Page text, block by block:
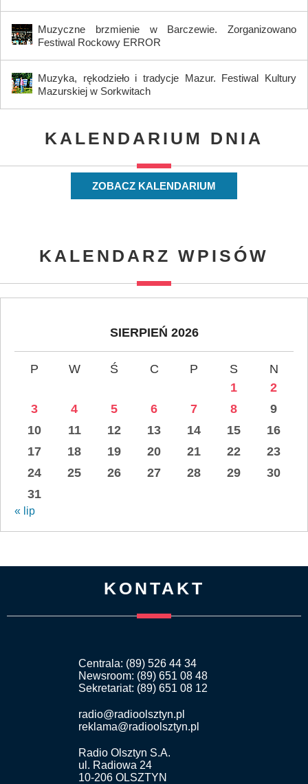
Muzyczne brzmienie w Barczewie. Zorganizowano
Festiwal Rockowy ERROR
Muzyka, rękodzieło i tradycje Mazur. Festiwal Kultury
Mazurskiej w Sorkwitach
KALENDARIUM DNIA
ZOBACZ KALENDARIUM
KALENDARZ WPISÓW
SIERPIEŃ 2026
P W Ś C P S
N
1
2
3
4 5 6 7 8
9
10
11 12 13 14 15
16
17
18 19 20 21 22
23
24
25 26 27 28 29
30
31
« lip
KONTAKT
Centrala: (89) 526 44 34
Newsroom: (89) 651 08 48
Sekretariat: (89) 651 08 12
radio@radioolsztyn.pl
reklama@radioolsztyn.pl
Radio Olsztyn S.A.
ul. Radiowa 24
10-206 OLSZTYN